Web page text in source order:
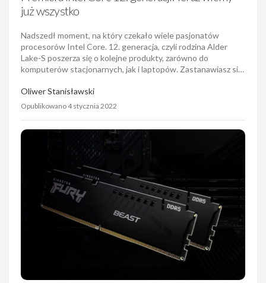
Oliwer Stanisławski
Opublikowano 4 stycznia 2022
Przegląd modeli RAM DDR5. Poznaj
specyfikację i ceny pamięci ADATA, Corsair,
Pamięci RAM DDR5 pojawiły się na rynku razem z nowymi